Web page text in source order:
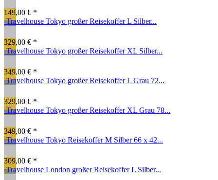
149,00 € *
Travelhouse Tokyo großer Reisekoffer L Silber...
329,00 € *
Travelhouse Tokyo großer Reisekoffer XL Silber...
349,00 € *
Travelhouse Tokyo großer Reisekoffer L Grau 72...
329,00 € *
Travelhouse Tokyo großer Reisekoffer XL Grau 78...
349,00 € *
Travelhouse Tokyo Reisekoffer M Silber 66 x 42...
309,00 € *
Travelhouse London großer Reisekoffer L Silber...